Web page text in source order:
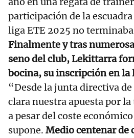
participación de la
liga ETE 2025 no
Finalmente y tras
seno del club, Lekittarra
bocina, su inscripción en
“Desde la junta directiva
clara nuestra apuesta por
a pesar del coste
supone. Medio centenar de